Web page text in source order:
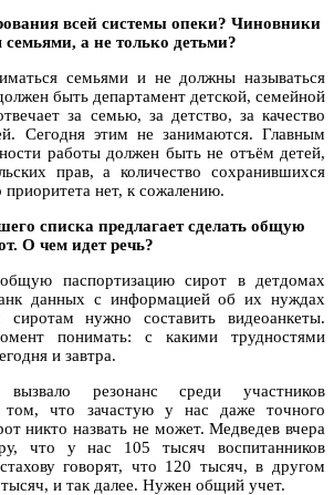
всей системы опеки? Чиновники
а не только детьми?
семьями и не должны называться
быть департамент детской, семейной
за семью, за детство, за качество
Сегодня этим не занимаются. Главным
работы должен быть не отъём детей,
прав, а количество сохранившихся
приоритета нет, к сожалению.
списка предлагает сделать общую
О чем идет речь?
паспортизацию сирот в детдомах
данных с информацией об их нуждах
нужно составить видеоанкеты.
понимать: с какими трудностями
и завтра.
резонанс среди участников
что зачастую у нас даже точного
никто назвать не может. Медведев вчера
что у нас 105 тысяч воспитанников
говорят, что 120 тысяч, в другом
и так далее. Нужен общий учет.